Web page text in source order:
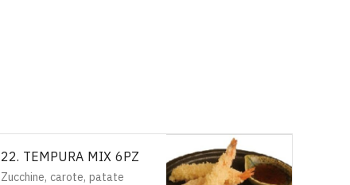
22. TEMPURA MIX 6PZ
Zucchine, carote, patate